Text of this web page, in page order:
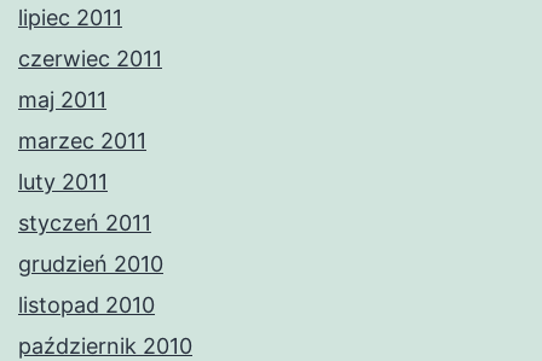
lipiec 2011
czerwiec 2011
maj 2011
marzec 2011
luty 2011
styczeń 2011
grudzień 2010
listopad 2010
październik 2010